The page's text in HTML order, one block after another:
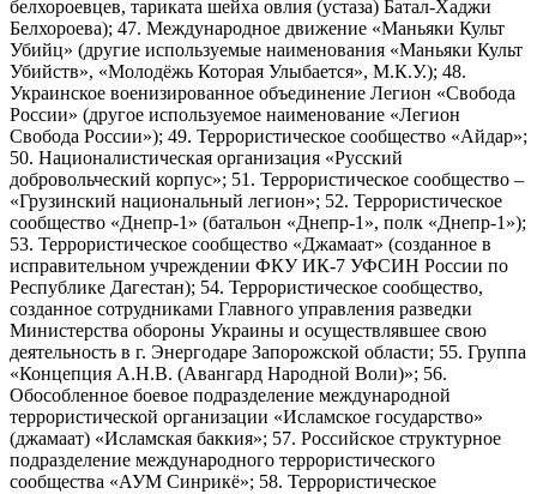
белхороевцев, тариката шейха овлия (устаза) Батал-Хаджи
Белхороева); 47. Международное движение «Маньяки Культ
Убийц» (другие используемые наименования «Маньяки Культ
Убийств», «Молодёжь Которая Улыбается», М.К.У.); 48.
Украинское военизированное объединение Легион «Свобода
России» (другое используемое наименование «Легион
Свобода России»); 49. Террористическое сообщество «Айдар»;
50. Националистическая организация «Русский
добровольческий корпус»; 51. Террористическое сообщество –
«Грузинский национальный легион»; 52. Террористическое
сообщество «Днепр-1» (батальон «Днепр-1», полк «Днепр-1»);
53. Террористическое сообщество «Джамаат» (созданное в
исправительном учреждении ФКУ ИК-7 УФСИН России по
Республике Дагестан); 54. Террористическое сообщество,
созданное сотрудниками Главного управления разведки
Министерства обороны Украины и осуществлявшее свою
деятельность в г. Энергодаре Запорожской области; 55. Группа
«Концепция А.Н.В. (Авангард Народной Воли)»; 56.
Обособленное боевое подразделение международной
террористической организации «Исламское государство»
(джамаат) «Исламская баккия»; 57. Российское структурное
подразделение международного террористического
сообщества «АУМ Синрикё»; 58. Террористическое